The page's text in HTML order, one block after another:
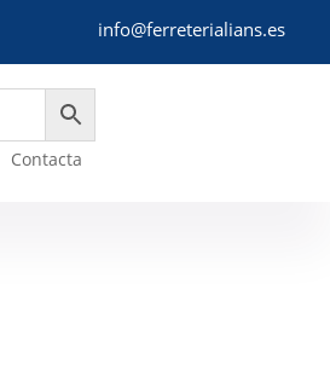
info@ferreterialians.es
Contacta